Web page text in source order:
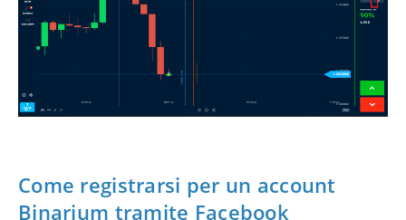
Come registrarsi per un account
Binarium tramite Facebook